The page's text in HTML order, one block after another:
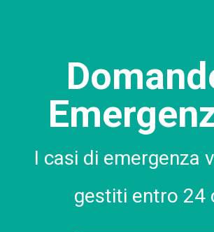
I casi di emergenza
gestiti entro 24